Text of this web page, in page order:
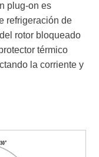
plug-on es
refrigeración de
rotor bloqueado
térmico
la corriente y